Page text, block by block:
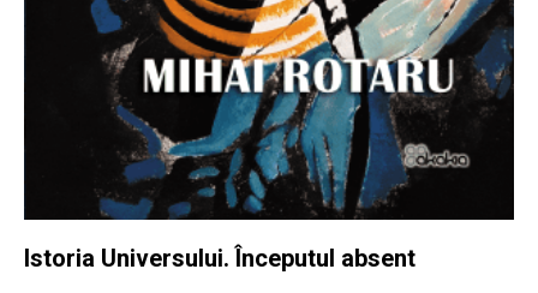
Istoria Universului. Începutul absent